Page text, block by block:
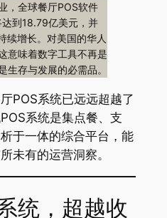
，全球餐厅POS软件
到18.79亿美元，并
续增长。对美国的华人
意味着数字工具不再是
生存与发展的必需品。
POS系统已远远超越了
系统是集点餐、支
于一体的综合平台，能
未有的运营洞察。
统，超越收